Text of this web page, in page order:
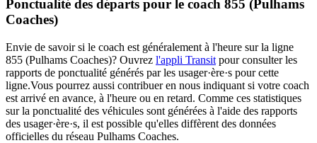
Ponctualité des départs pour le coach 855 (Pulhams
Coaches)
Envie de savoir si le coach est généralement à l'heure sur la ligne
855 (Pulhams Coaches)? Ouvrez l'appli Transit pour consulter les
rapports de ponctualité générés par les usager·ère·s pour cette
ligne.Vous pourrez aussi contribuer en nous indiquant si votre coach
est arrivé en avance, à l'heure ou en retard. Comme ces statistiques
sur la ponctualité des véhicules sont générées à l'aide des rapports
des usager·ère·s, il est possible qu'elles diffèrent des données
officielles du réseau Pulhams Coaches.